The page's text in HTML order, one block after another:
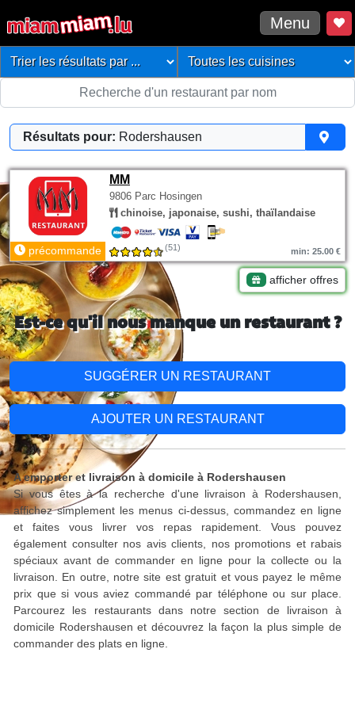
Menu
Résultats pour: Rodershausen
MM
9806 Parc Hosingen
chinoise, japonaise, sushi, thaïlandaise
précommande (51) min: 25.00 €
afficher offres
Est-ce qu'il nous manque un restaurant ?
SUGGÉRER UN RESTAURANT
AJOUTER UN RESTAURANT
A emporter et livraison à domicile à Rodershausen
Si vous êtes à la recherche d'une livraison à Rodershausen,
affichez simplement les menus ci-dessus, commandez en ligne
et faites vous livrer vos repas rapidement. Vous pouvez
également consulter nos avis clients, nos promotions et rabais
spéciaux avant de commander en ligne pour la collecte ou la
livraison. En outre, notre site est gratuit et vous payez le même
prix que si vous aviez commandé par téléphone ou sur place.
Parcourez les restaurants dans notre section de livraison à
domicile Rodershausen et découvrez la façon la plus simple de
commander des plats en ligne.